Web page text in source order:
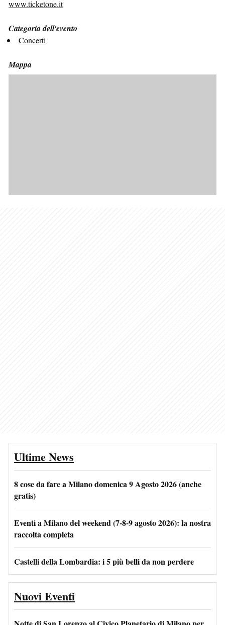
www.ticketone.it
Categoria dell'evento
Concerti
Mappa
Ultime News
8 cose da fare a Milano domenica 9 Agosto 2026 (anche
gratis)
Eventi a Milano del weekend (7-8-9 agosto 2026): la nostra
raccolta completa
Castelli della Lombardia: i 5 più belli da non perdere
Nuovi Eventi